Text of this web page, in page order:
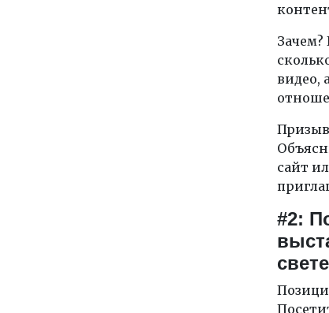
видео,
сайт
#2:
свете